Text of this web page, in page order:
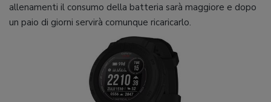
allenamenti il consumo della batteria sarà maggiore e dopo
un paio di giorni servirà comunque ricaricarlo.